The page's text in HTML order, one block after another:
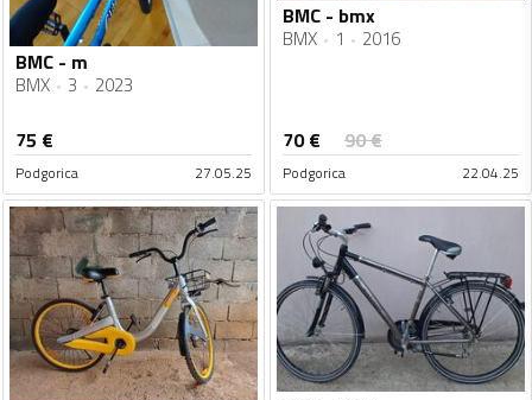
BMC - m
BMX 3 2023
75 €
Podgorica 27.05.25
BMC - bmx
BMX 1 2016
70€ 90€
Podgorica 22.04.25